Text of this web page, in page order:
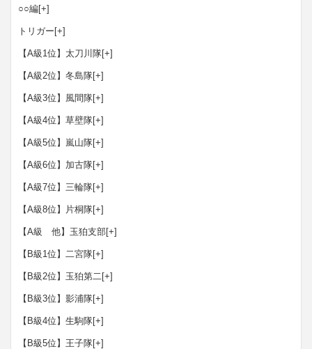
○○編[+]
トリガー [+]
【A級1位】太刀川隊[+]
【A級2位】冬島隊[+]
【A級3位】風間隊[+]
【A級4位】草壁隊[+]
【A級5位】嵐山隊[+]
【A級6位】加古隊[+]
【A級7位】三輪隊[+]
【A級8位】片桐隊[+]
【A級 他】玉狛支部[+]
【B級1位】二宮隊[+]
【B級2位】玉狛第二[+]
【B級3位】影浦隊[+]
【B級4位】生駒隊[+]
【B級5位】王子隊[+]